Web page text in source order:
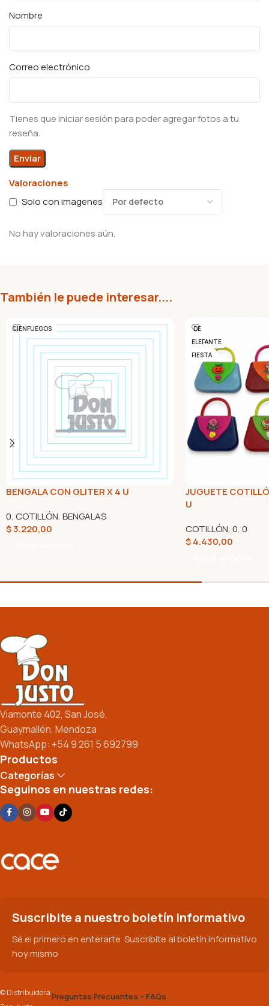
Valoraciones
Solo con imagenes
No hay valoraciones aún.
Nombre
Correo electrónico
Tienes que iniciar sesión para poder agregar fotos a tu
reseña.
También le puede interesar....
CIENFUEGOS
BENGALA CON GLITER X 4 U
0, COTILLÓN, BENGALAS
$3.220,00
DE
ELEFANTE
FIESTA
JUGUETE
U
COTILLÓN, 0, 0
$4.430,00
Viamonte 402, San José,
Guaymallén, Mendoza
WhatsApp: +54 9 261 5 692799
Productos
Categorías
Seguinos en nuestras redes:
Suscribite a nuestro boletín informativo
Sé el primero en enterarte. Suscribite al boletín informativo
hoy mismo
© DistribuidoraPreguntas Frecuentes – FAQs